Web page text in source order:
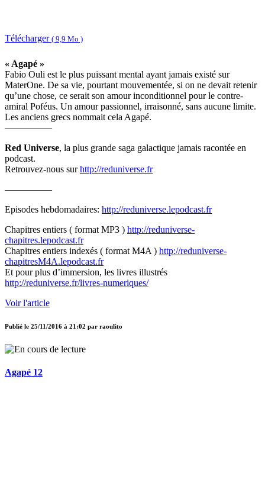
Télécharger ( 9,9 Mo )
« Agapé »
Fabio Ouli est le plus puissant mental ayant jamais existé sur
MaterOne. De sa vie, pourtant mouvementée, si on ne devait retenir
qu’une chose, ce serait son amour inconditionnel pour le contre-
amiral Poféus. Un amour passionnel, irraisonné, sans aucune limite.
Les anciens grecs nommait cela Agapé.
—————
Red Universe, la plus grande saga galactique jamais racontée en
podcast.
Retrouvez-nous surhttp://reduniverse.fr
—————
Episodes hebdomadaires: http://reduniverse.lepodcast.fr
Chapitres entiers ( format MP3 ) http://reduniverse-
chapitres.lepodcast.fr
Chapitres entiers indexés ( format M4A ) http://reduniverse-
chapitresM4A.lepodcast.fr
Et pour plus d’immersion, les livres illustrés
http://reduniverse.fr/livres-numeriques/
Voir l'article
Publié le 25/11/2016 à 21:02 par raoulito
Agapé 12